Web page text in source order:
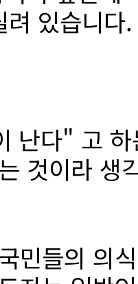
있습니다.
다" 고 하
것이라 생
민들의 의